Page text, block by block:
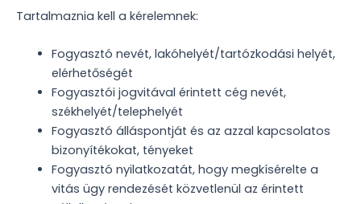
Tartalmaznia kell a kérelemnek:
Fogyasztó nevét, lakóhelyét/tartózkodási helyét,
elérhetőségét
Fogyasztói jogvitával érintett cég nevét,
székhelyét/telephelyét
Fogyasztó álláspontját és az azzal kapcsolatos
bizonyítékokat, tényeket
Fogyasztó nyilatkozatát, hogy megkísérelte a
vitás ügy rendezését közvetlenül az érintett